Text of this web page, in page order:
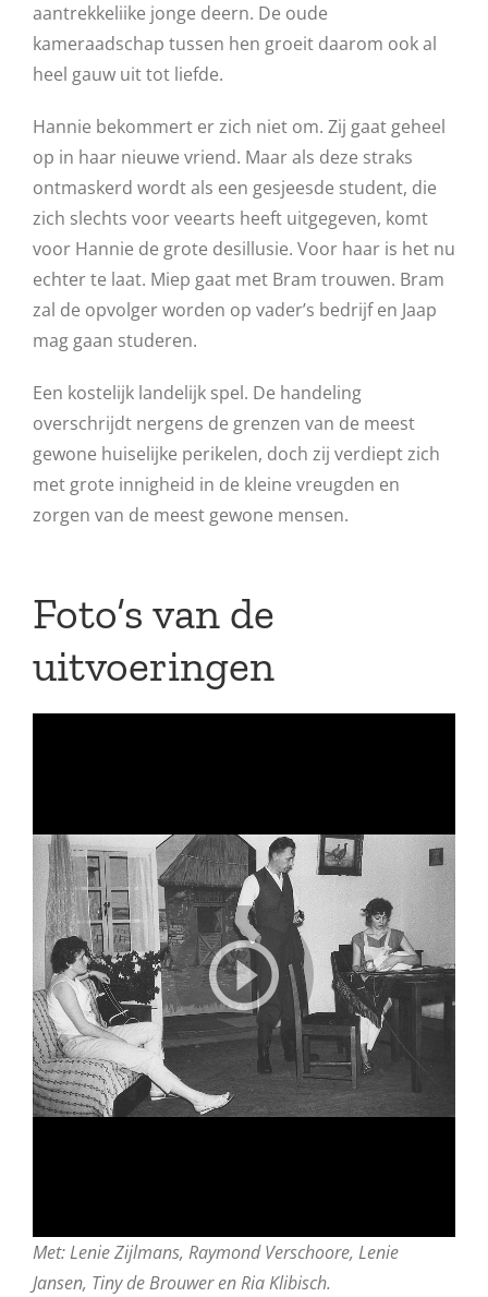
aantrekkeliike jonge deern. De oude
kameraadschap tussen hen groeit daarom ook al
heel gauw uit tot liefde.
Hannie bekommert er zich niet om. Zij gaat geheel
op in haar nieuwe vriend. Maar als deze straks
ontmaskerd wordt als een gesjeesde student, die
zich slechts voor veearts heeft uitgegeven, komt
voor Hannie de grote desillusie. Voor haar is het nu
echter te laat. Miep gaat met Bram trouwen. Bram
zal de opvolger worden op vader’s bedrijf en Jaap
mag gaan studeren.
Een kostelijk landelijk spel. De handeling
overschrijdt nergens de grenzen van de meest
gewone huiselijke perikelen, doch zij verdiept zich
met grote innigheid in de kleine vreugden en
zorgen van de meest gewone mensen.
Foto’s van de
uitvoeringen
Met: Lenie Zijlmans, Raymond Verschoore, Lenie
Jansen, Tiny de Brouwer en Ria Klibisch.